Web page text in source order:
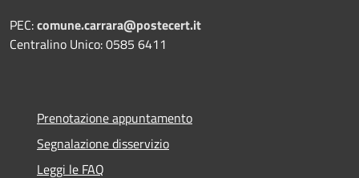
PEC:comune.carrara@postecert.it
Centralino Unico: 0585 6411
Prenotazione appuntamento
Segnalazione disservizio
Leggi le FAQ